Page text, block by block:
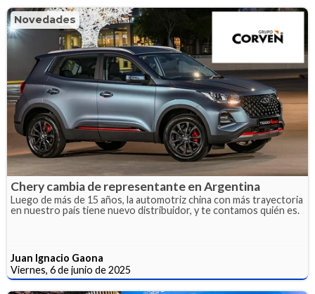
Novedades
Chery cambia de representante en Argentina
Luego de más de 15 años, la automotriz china con más trayectoria
en nuestro país tiene nuevo distribuidor, y te contamos quién es.
Juan Ignacio Gaona
Viernes, 6 de junio de 2025